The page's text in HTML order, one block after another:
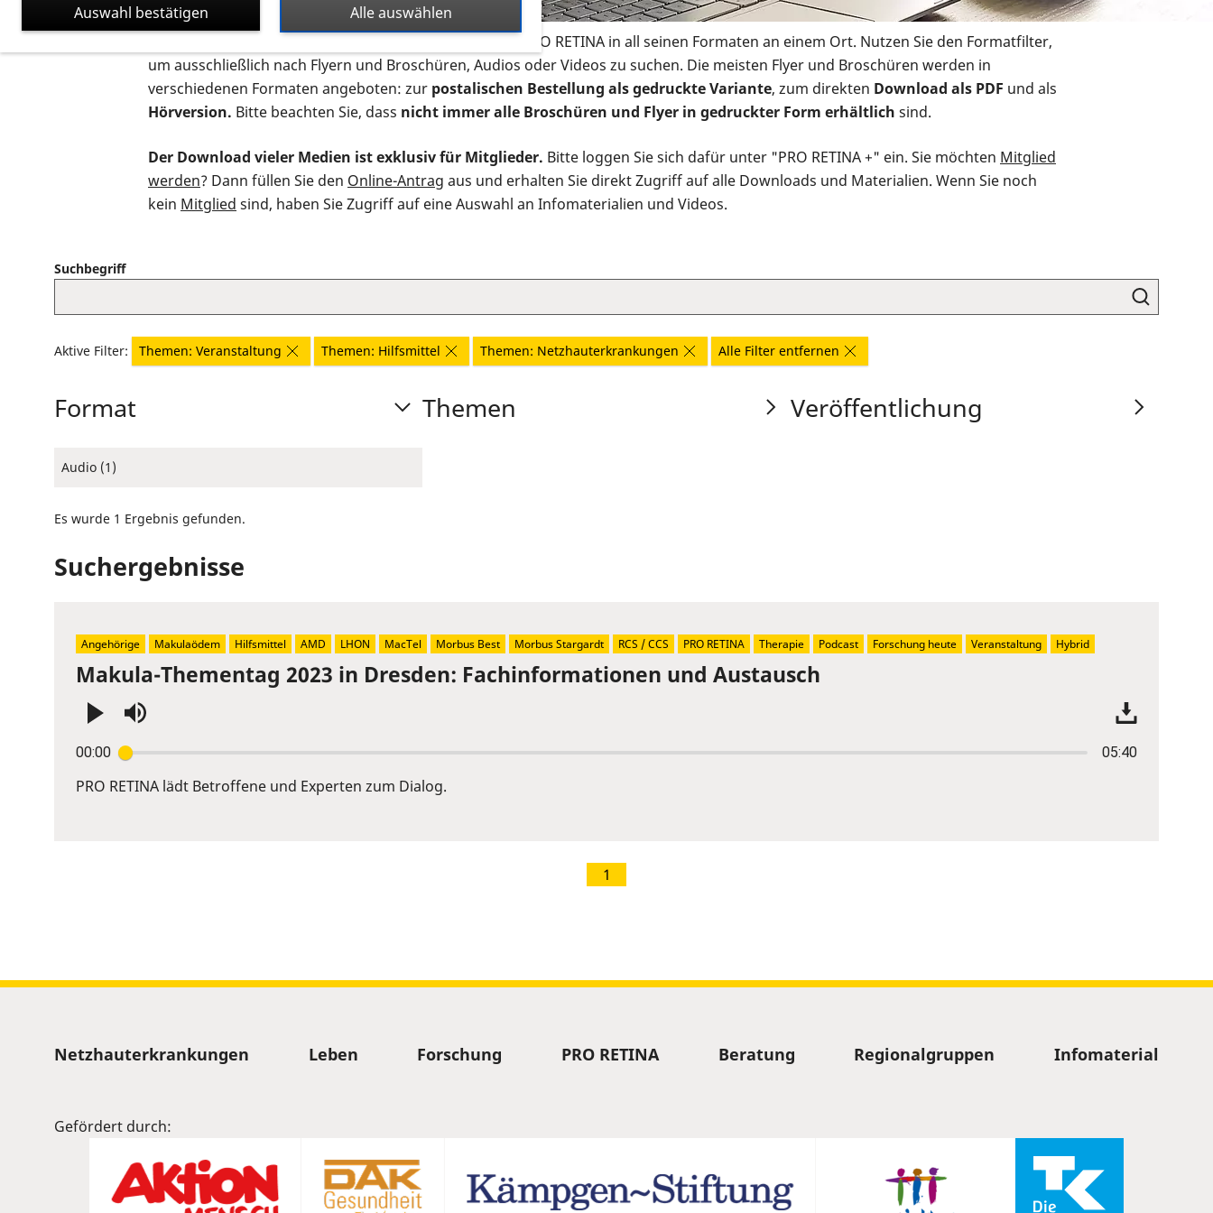
Auf dieser Seite finden Sie sämtliches Infomaterial der PRO RETINA in all seinen Formaten an einem Ort. Nutzen Sie den Formatfilter,
um ausschließlich nach Flyern und Broschüren, Audios oder Videos zu suchen. Die meisten Flyer und Broschüren werden in
verschiedenen Formaten angeboten: zur postalischen Bestellung als gedruckte Variante, zum direkten Download als PDF und als
Hörversion. Bitte beachten Sie, dass nicht immer alle Broschüren und Flyer in gedruckter Form erhältlich sind.
Der Download vieler Medien ist exklusiv für Mitglieder. Bitte loggen Sie sich dafür unter "PRO RETINA +" ein. Sie möchten Mitglied
werden? Dann füllen Sie den Online-Antrag aus und erhalten Sie direkt Zugriff auf alle Downloads und Materialien. Wenn Sie noch
kein Mitglied sind, haben Sie Zugriff auf eine Auswahl an Infomaterialien und Videos.
Suchbegriff
Aktive Filter: Themen: Veranstaltung Themen: Hilfsmittel Themen: Netzhauterkrankungen Alle Filter entfernen
Format
Audio (1)
Themen Veröffentlichung
Es wurde 1 Ergebnis gefunden.
Suchergebnisse
Makula-Thementag 2023 in Dresden: Fachinformationen und Austausch
00:00 05:40
Enter
or
PRO RETINA lädt Betroffene und Experten zum Dialog.
Angehörige Makulaödem Hilfsmittel AMD LHON MacTel Morbus Best Morbus Stargardt RCS / CCS PRO RETINA Therapie Podcast Forschung heute Veranstaltung Hybrid
1
Sitemap
Netzhauterkrankungen Leben Forschung PRO RETINA Beratung Regionalgruppen Infomaterial
Gefördert durch:
Alle auswählen
Auswahl bestätigen